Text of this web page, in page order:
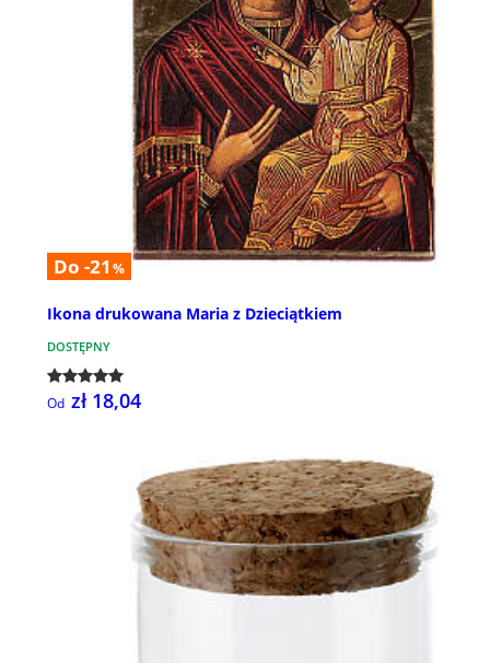
Do -21 %
Ikona drukowana Maria z Dzieciątkiem
DOSTĘPNY
Od zł 18,04